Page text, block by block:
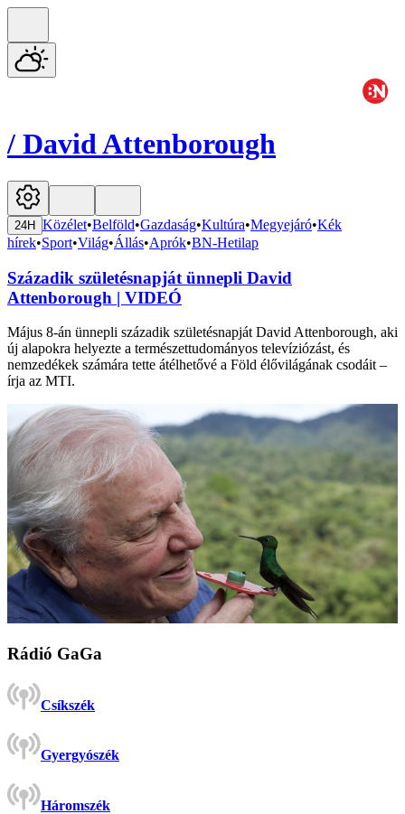
/ David Attenborough
24H Közélet•Belföld•Gazdaság•Kultúra•Megyejáró•Kék
hírek•Sport•Világ•Állás•Aprók•BN-Hetilap
Századik születésnapját ünnepli David
Attenborough | VIDEÓ
Május 8-án ünnepli századik születésnapját David Attenborough, aki
új alapokra helyezte a természettudományos televíziózást, és
nemzedékek számára tette átélhetővé a Föld élővilágának csodáit –
írja az MTI.
Rádió GaGa
Csíkszék
Gyergyószék
Háromszék